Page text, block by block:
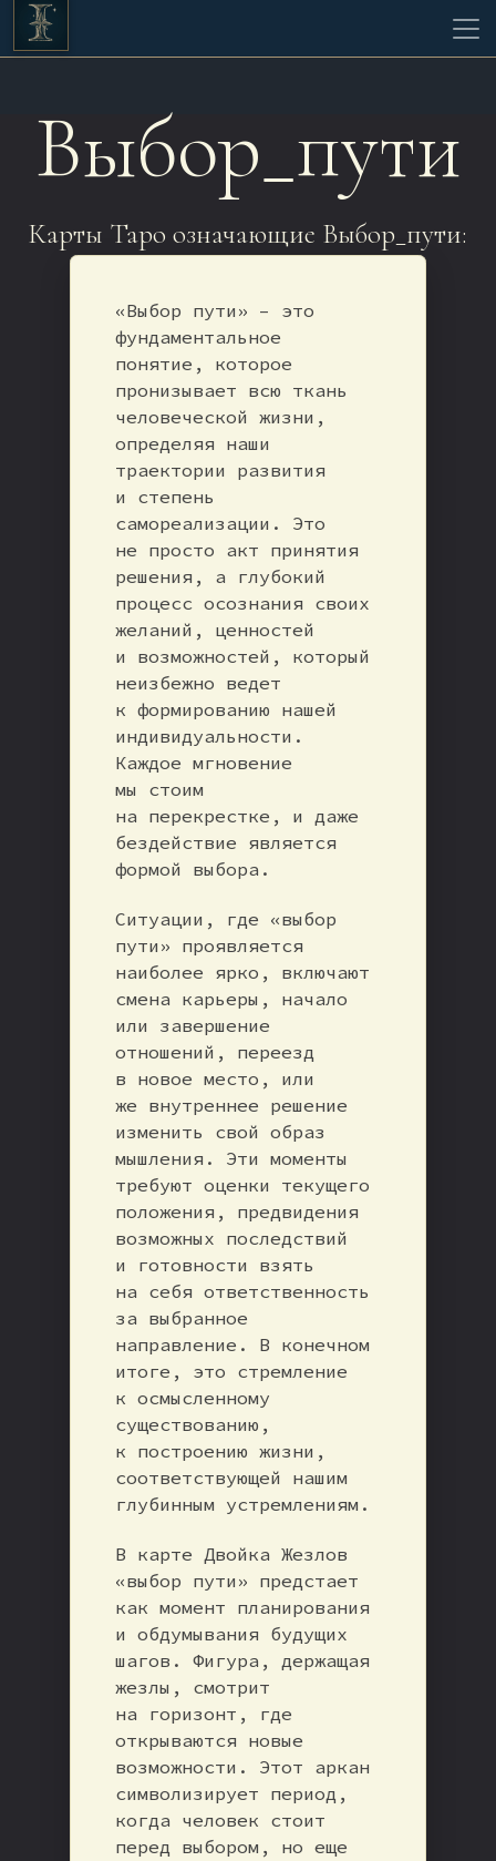
Выбор_пути
Карты Таро означающие Выбор_пути:
«Выбор пути» – это
фундаментальное
понятие, которое
пронизывает всю ткань
человеческой жизни,
определяя наши
траектории развития
и степень
самореализации. Это
не просто акт принятия
решения, а глубокий
процесс осознания своих
желаний, ценностей
и возможностей, который
неизбежно ведет
к формированию нашей
индивидуальности.
Каждое мгновение
мы стоим
на перекрестке, и даже
бездействие является
формой выбора.
Ситуации, где «выбор
пути» проявляется
наиболее ярко, включают
смена карьеры, начало
или завершение
отношений, переезд
в новое место, или
же внутреннее решение
изменить свой образ
мышления. Эти моменты
требуют оценки текущего
положения, предвидения
возможных последствий
и готовности взять
на себя ответственность
за выбранное
направление. В конечном
итоге, это стремление
к осмысленному
существованию,
к построению жизни,
соответствующей нашим
глубинным устремлениям.
В карте Двойка Жезлов
«выбор пути» предстает
как момент планирования
и обдумывания будущих
шагов. Фигура, держащая
жезлы, смотрит
на горизонт, где
открываются новые
возможности. Этот аркан
символизирует период,
когда человек стоит
перед выбором, но еще